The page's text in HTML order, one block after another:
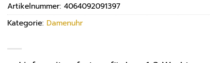
Artikelnummer: 4064092091397
Kategorie: Damenuhr